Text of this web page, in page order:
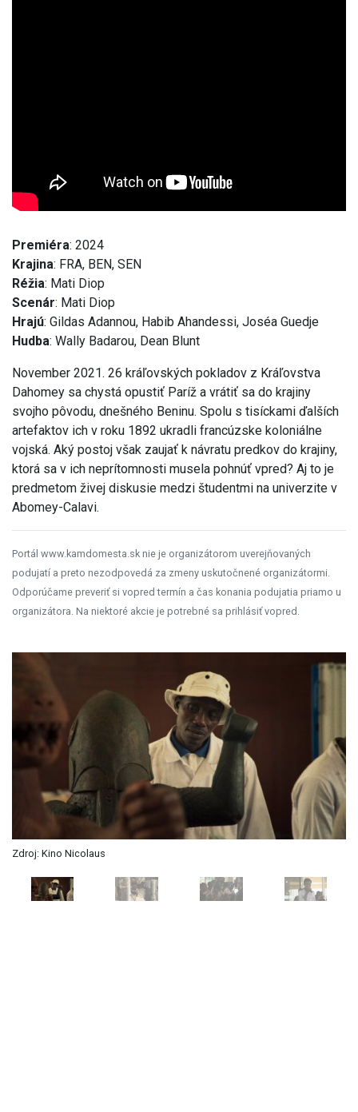
Premiéra: 2024
Krajina: FRA, BEN, SEN
Réžia: Mati Diop
Scenár: Mati Diop
Hrajú: Gildas Adannou, Habib Ahandessi, Joséa Guedje
Hudba: Wally Badarou, Dean Blunt
November 2021. 26 kráľovských pokladov z Kráľovstva
Dahomey sa chystá opustiť Paríž a vrátiť sa do krajiny
svojho pôvodu, dnešného Beninu. Spolu s tisíckami ďalších
artefaktov ich v roku 1892 ukradli francúzske koloniálne
vojská. Aký postoj však zaujať k návratu predkov do krajiny,
ktorá sa v ich neprítomnosti musela pohnúť vpred? Aj to je
predmetom živej diskusie medzi študentmi na univerzite v
Abomey-Calavi.
Portál www.kamdomesta.sk nie je organizátorom uverejňovaných
podujatí a preto nezodpovedá za zmeny uskutočnené organizátormi.
Odporúčame preveriť si vopred termín a čas konania podujatia priamo u
organizátora. Na niektoré akcie je potrebné sa prihlásiť vopred.
Zdroj: Kino Nicolaus